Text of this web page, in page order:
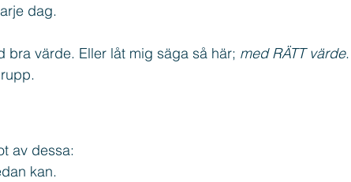
dag.
bra värde. Eller låt mig säga så här; med RÄTT värde.
av dessa:
kan.